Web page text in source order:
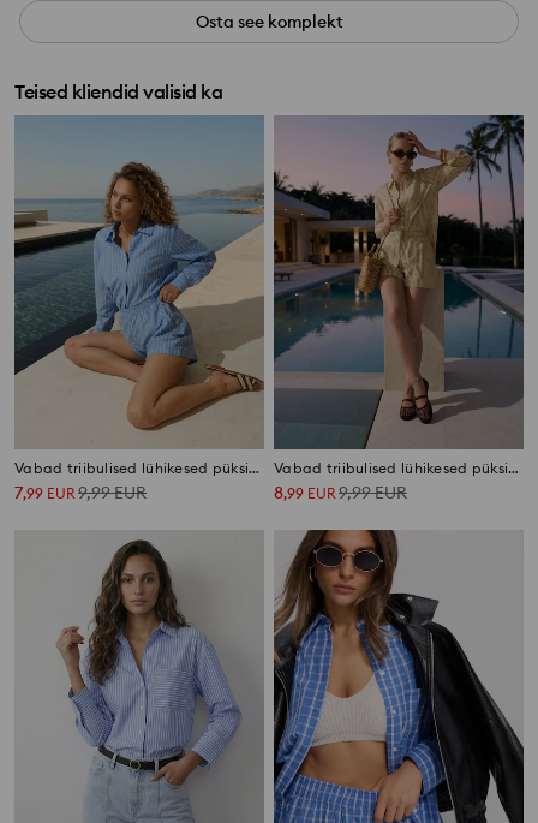
Osta see komplekt
Teised kliendid valisid ka
Vabad triibulised lühikesed püksid viskoosi ja linaseguga
7,99 EUR9,99EUR
Vabad triibulised lühikesed püksid viskoosi ja linaseguga
8,99 EUR9,99EUR